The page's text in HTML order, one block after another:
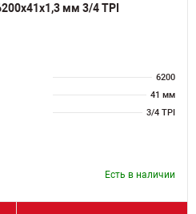
мм 3/4 TPI
6200
41 мм
3/4 TPI
Есть в наличии